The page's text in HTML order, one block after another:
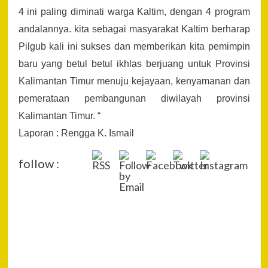
4 ini paling diminati warga Kaltim, dengan 4 program
andalannya. kita sebagai masyarakat Kaltim berharap
Pilgub kali ini sukses dan memberikan kita pemimpin
baru yang betul betul ikhlas berjuang untuk Provinsi
Kalimantan Timur menuju kejayaan, kenyamanan dan
pemerataan pembangunan diwilayah provinsi
Kalimantan Timur. “
Laporan : Rengga K. Ismail
follow :